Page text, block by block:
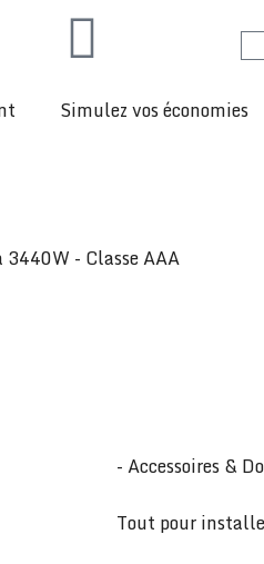
Simulez vos économies
- Classe AAA
- Accessoires &
Tout pour